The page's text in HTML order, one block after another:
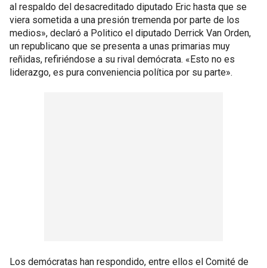
al respaldo del desacreditado diputado Eric hasta que se
viera sometida a una presión tremenda por parte de los
medios», declaró a Politico el diputado Derrick Van Orden,
un republicano que se presenta a unas primarias muy
reñidas, refiriéndose a su rival demócrata. «Esto no es
liderazgo, es pura conveniencia política por su parte».
Los demócratas han respondido, entre ellos el Comité de